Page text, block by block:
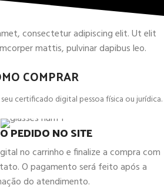
consectetur adipiscing elit. Ut elit
mattis, pulvinar dapibus leo.
COMPRAR
certificado digital pessoa física ou jurídica.
PEDIDO NO SITE
no carrinho e finalize a compra com
O pagamento será feito após a
do atendimento.